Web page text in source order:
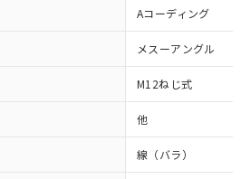
Aコーディング
メスーアングル
M12ねじ式
他
線（バラ）